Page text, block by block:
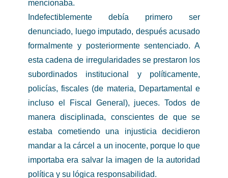
mencionaba.
Indefectiblemente debía primero ser
denunciado, luego imputado, después acusado
formalmente y posteriormente sentenciado. A
esta cadena de irregularidades se prestaron los
subordinados institucional y políticamente,
policías, fiscales (de materia, Departamental e
incluso el Fiscal General), jueces. Todos de
manera disciplinada, conscientes de que se
estaba cometiendo una injusticia decidieron
mandar a la cárcel a un inocente, porque lo que
importaba era salvar la imagen de la autoridad
política y su lógica responsabilidad.